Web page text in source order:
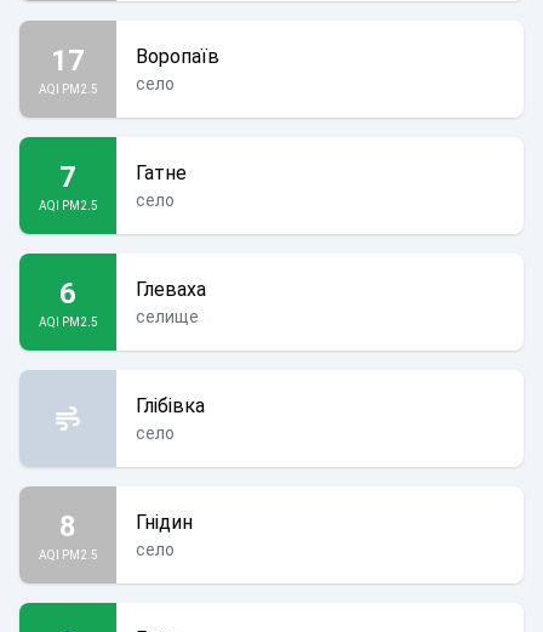
17
AQI PM2.5
Воропаїв
село
7
AQI PM2.5
Гатне
село
6
AQI PM2.5
Глеваха
селище
Глібівка
село
8
AQI PM2.5
Гнідин
село